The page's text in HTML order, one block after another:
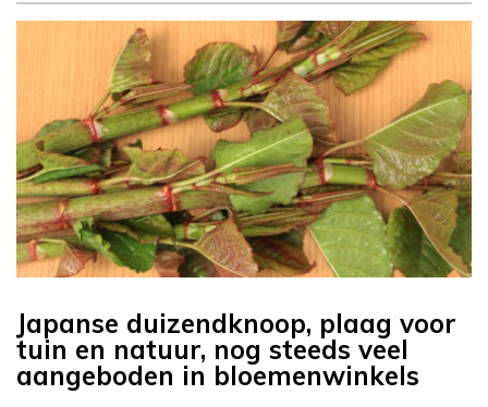
Japanse duizendknoop, plaag voor
tuin en natuur, nog steeds veel
aangeboden in bloemenwinkels